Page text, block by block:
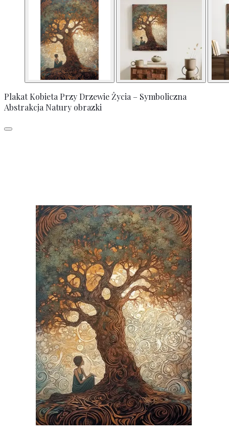
Plakat Kobieta Przy Drzewie Życia – Symboliczna
Abstrakcja Natury obrazki